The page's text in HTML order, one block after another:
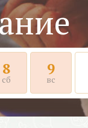
8
сб
9
вс